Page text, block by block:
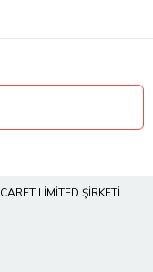
LİMİTED ŞİRKETİ